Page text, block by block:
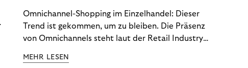
Omnichannel-Shopping im Einzelhandel: Dieser
Trend ist gekommen, um zu bleiben. Die Präsenz
von Omnichannels steht laut der Retail Industry
nicht mehr verzichtet werden kann. Ein fester
MEHR LESEN